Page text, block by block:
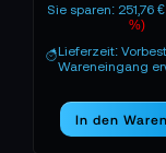
Sie sparen: 251,76
%)
Lieferzeit:
Wareneingang
In den